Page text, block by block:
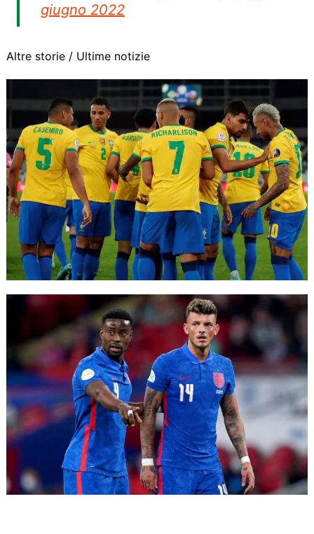
giugno 2022
Altre storie / Ultime notizie